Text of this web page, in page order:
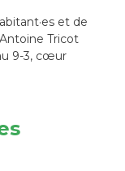
et de
Tricot
9-3, cœur